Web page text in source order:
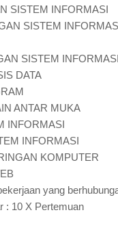
SISTEM INFORMASI
SISTEM INFORMAS
SISTEM INFORMASI
DATA
ANTAR MUKA
INFORMASI
INFORMASI
KOMPUTER
yang
: 10 X Pertemuan